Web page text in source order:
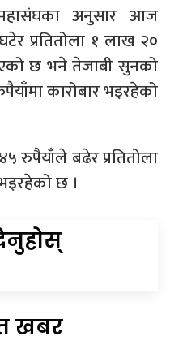
अनुसार आज
प्रतितोला १ लाख २०
छ भने तेजाबी सुनको
कारोबार भइरहेको
रुपैयाँले बढेर प्रतितोला
छ ।
खबर